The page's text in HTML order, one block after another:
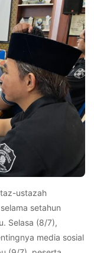
ustazah
setahun
Selasa (8/7),
media sosial